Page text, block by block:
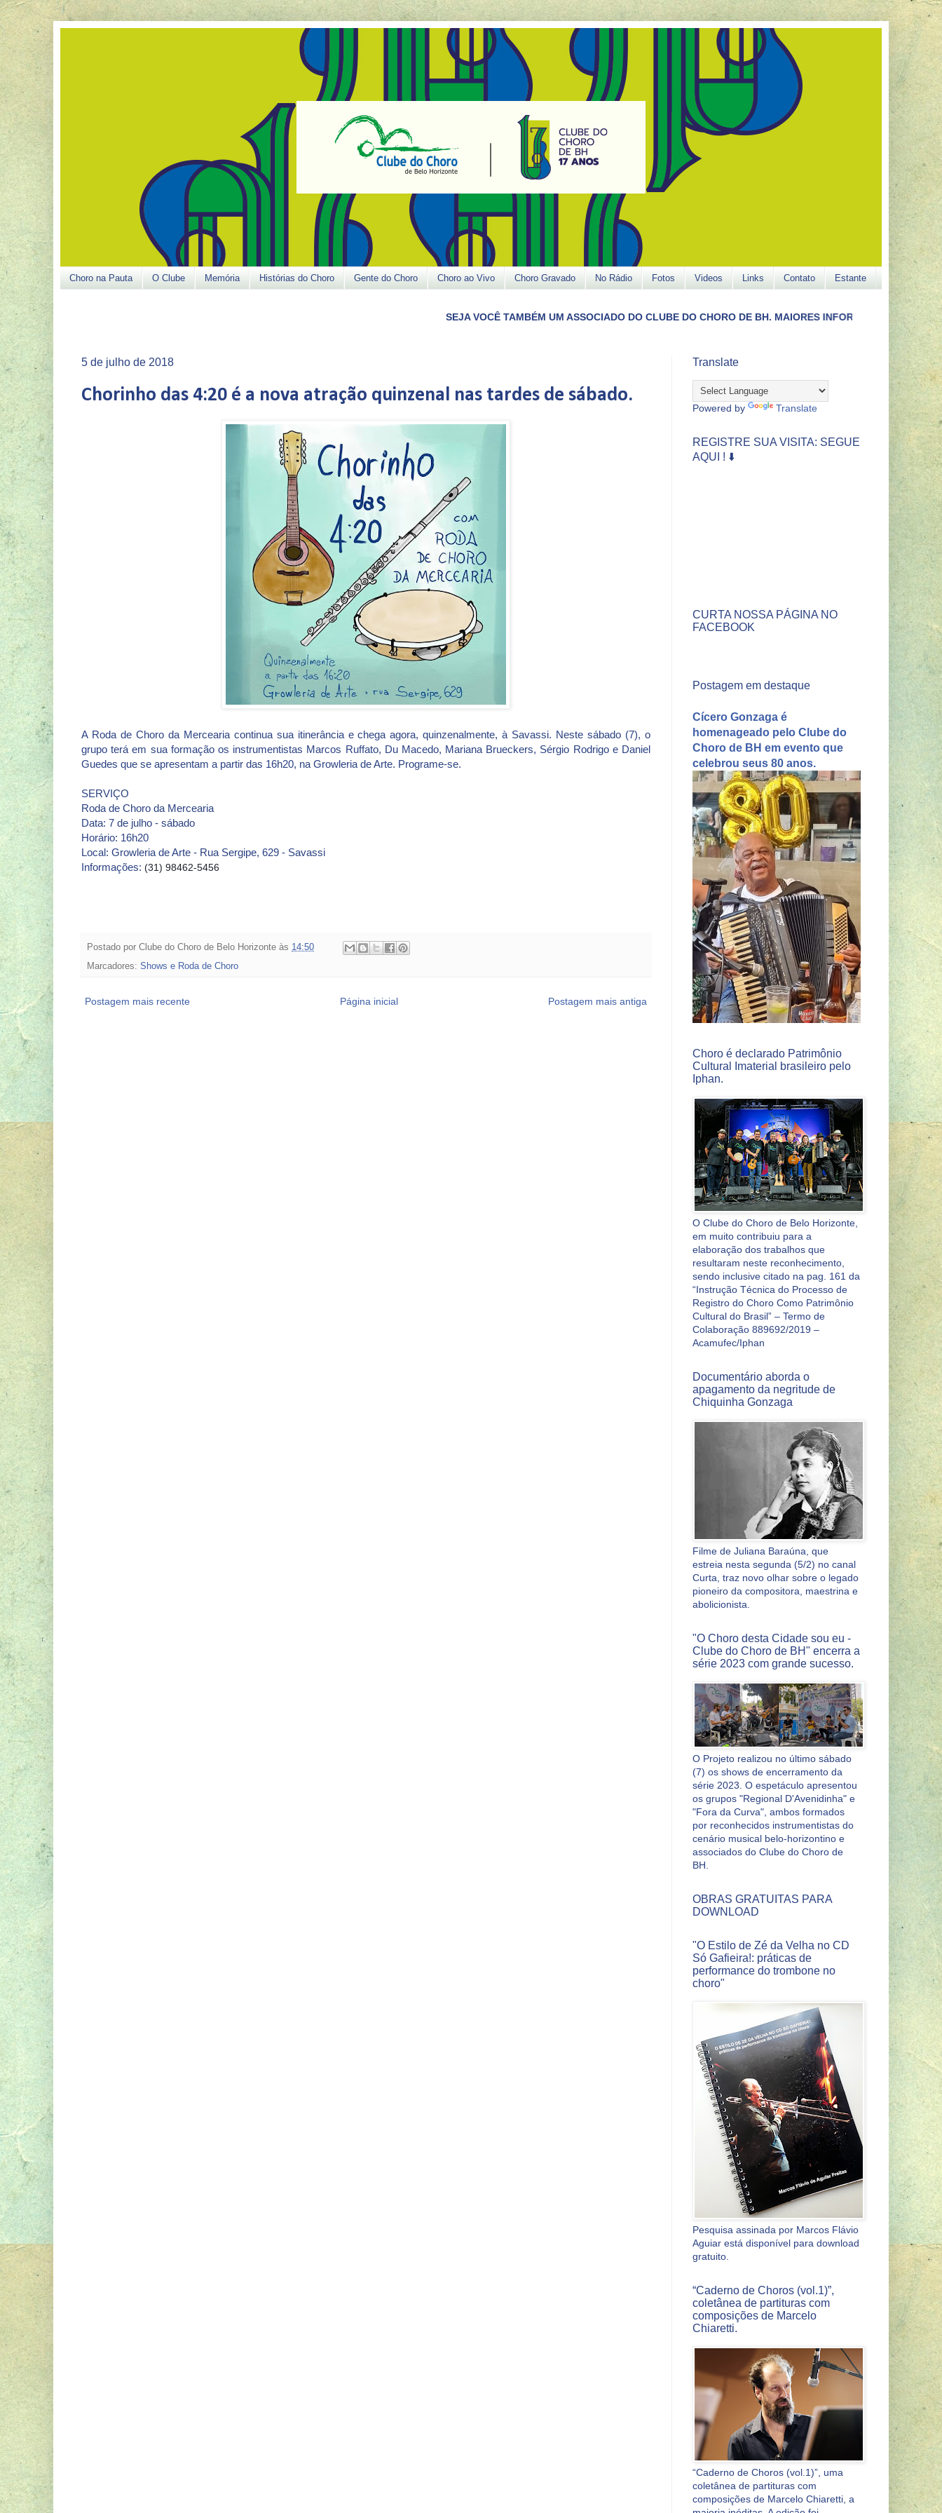
Choro na Pauta O Clube Memória Histórias do Choro Gente do Choro Choro ao Vivo Choro Gravado No Rádio Fotos Videos Links Contato Estante
SEJA VOCÊ TAMBÉM UM ASSOCIADO DO CLUBE DO CHORO DE BH. MAIORES INFORMAÇÕES LIGUE (31)3422-4433.
5 de julho de 2018
Chorinho das 4:20 é a nova atração quinzenal nas tardes de sábado.
A Roda de Choro da Mercearia continua sua itinerância e chega agora, quinzenalmente, à Savassi. Neste sábado (7), o
grupo terá em sua formação os instrumentistas Marcos Ruffato, Du Macedo, Mariana Brueckers, Sérgio Rodrigo e Daniel
Guedes que se apresentam a partir das 16h20, na Growleria de Arte. Programe-se.
SERVIÇO
Roda de Choro da Mercearia
Data: 7 de julho - sábado
Horário: 16h20
Local: Growleria de Arte - Rua Sergipe, 629 - Savassi
Informações: (31) 98462-5456
Postado por Clube do Choro de Belo Horizonte às 14:50
Marcadores: Shows e Roda de Choro
Postagem mais recente Postagem mais antiga
Página inicial
Translate
Powered by Translate
REGISTRE SUA VISITA: SEGUE
AQUI ! ⬇️
CURTA NOSSA PÁGINA NO
FACEBOOK
Postagem em destaque
Cícero Gonzaga é
homenageado pelo Clube do
Choro de BH em evento que
celebrou seus 80 anos.
Choro é declarado Patrimônio
Cultural Imaterial brasileiro pelo
Iphan.
O Clube do Choro de Belo Horizonte,
em muito contribuiu para a
elaboração dos trabalhos que
resultaram neste reconhecimento,
sendo inclusive citado na pag. 161 da
“Instrução Técnica do Processo de
Registro do Choro Como Patrimônio
Cultural do Brasil” – Termo de
Colaboração 889692/2019 –
Acamufec/Iphan
Documentário aborda o
apagamento da negritude de
Chiquinha Gonzaga
Filme de Juliana Baraúna, que
estreia nesta segunda (5/2) no canal
Curta, traz novo olhar sobre o legado
pioneiro da compositora, maestrina e
abolicionista.
"O Choro desta Cidade sou eu -
Clube do Choro de BH" encerra a
série 2023 com grande sucesso.
O Projeto realizou no último sábado
(7) os shows de encerramento da
série 2023. O espetáculo apresentou
os grupos "Regional D'Avenidinha" e
"Fora da Curva", ambos formados
por reconhecidos instrumentistas do
cenário musical belo-horizontino e
associados do Clube do Choro de
BH.
OBRAS GRATUITAS PARA
DOWNLOAD
"O Estilo de Zé da Velha no CD
Só Gafieira!: práticas de
performance do trombone no
choro"
Pesquisa assinada por Marcos Flávio
Aguiar está disponível para download
gratuito.
“Caderno de Choros (vol.1)”,
coletânea de partituras com
composições de Marcelo
Chiaretti.
“Caderno de Choros (vol.1)”, uma
coletânea de partituras com
composições de Marcelo Chiaretti, a